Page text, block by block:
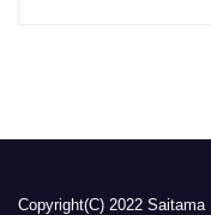
Copyright(C) 2022